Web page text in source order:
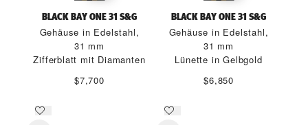
BLACK BAY ONE 31 S&G
Gehäuse in Edelstahl,
31 mm
Zifferblatt mit Diamanten
$7,700
BLACK BAY ONE 31 S&G
Gehäuse in Edelstahl,
31 mm
Lünette in Gelbgold
$6,850